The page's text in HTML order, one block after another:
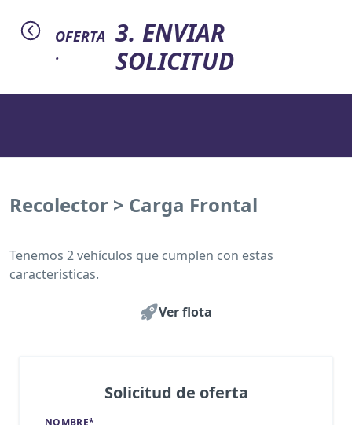
OFERTA
·
3. ENVIAR
SOLICITUD
Recolector > Carga Frontal
Tenemos 2 vehículos que cumplen con estas
caracteristicas.
Ver flota
Solicitud de oferta
NOMBRE*